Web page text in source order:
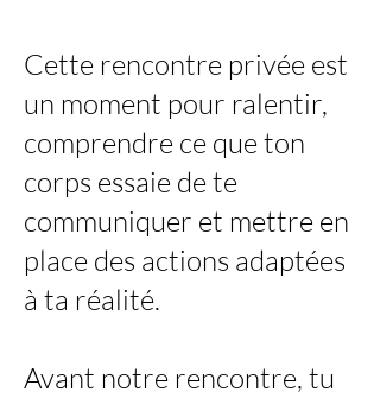
Cette rencontre privée est
un moment pour ralentir,
comprendre ce que ton
corps essaie de te
communiquer et mettre en
place des actions adaptées
à ta réalité.
Avant notre rencontre, tu